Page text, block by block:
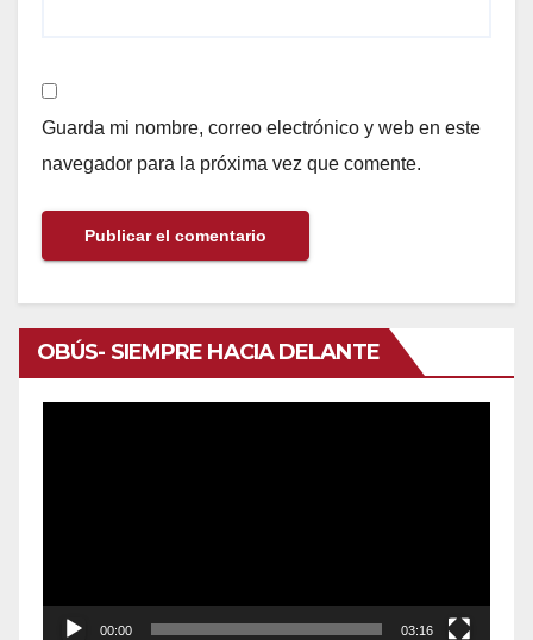
Guarda mi nombre, correo electrónico y web en este
navegador para la próxima vez que comente.
OBÚS- SIEMPRE HACIA DELANTE
00:00 03:16